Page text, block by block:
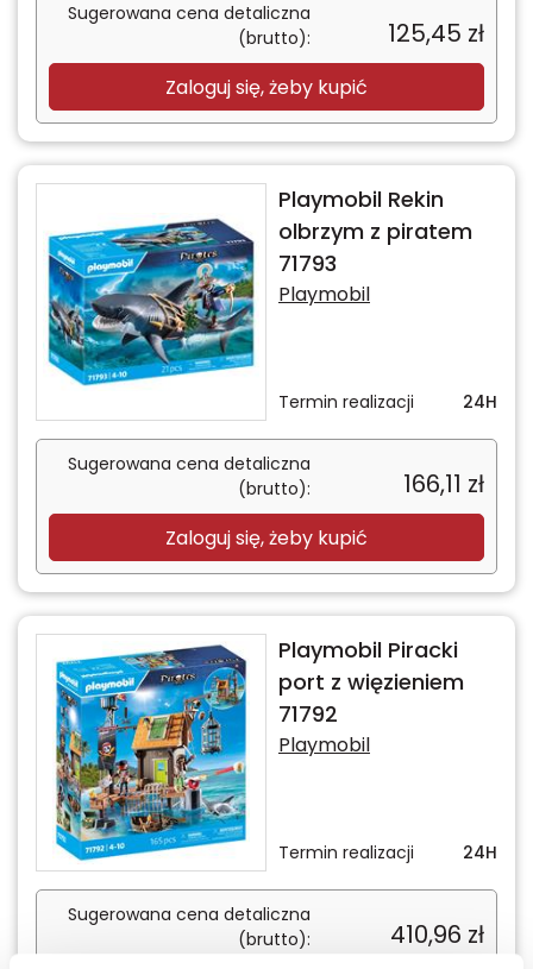
Sugerowana cena detaliczna
(brutto):
125,45 zł
Zaloguj się, żeby kupić
Playmobil Rekin
olbrzym z piratem
71793
Playmobil
Termin realizacji 24H
Sugerowana cena detaliczna
(brutto):
166,11 zł
Zaloguj się, żeby kupić
Playmobil Piracki
port z więzieniem
71792
Playmobil
Termin realizacji 24H
Sugerowana cena detaliczna
(brutto):
410,96 zł